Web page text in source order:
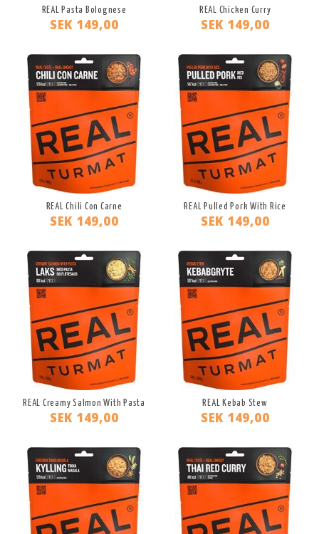
REAL Pasta Bolognese
SEK 149,00
REAL Chicken Curry
SEK 149,00
REAL Chili Con Carne
SEK 149,00
REAL Pulled Pork With Rice
SEK 149,00
REAL Creamy Salmon With Pasta
SEK 149,00
REAL Kebab Stew
SEK 149,00